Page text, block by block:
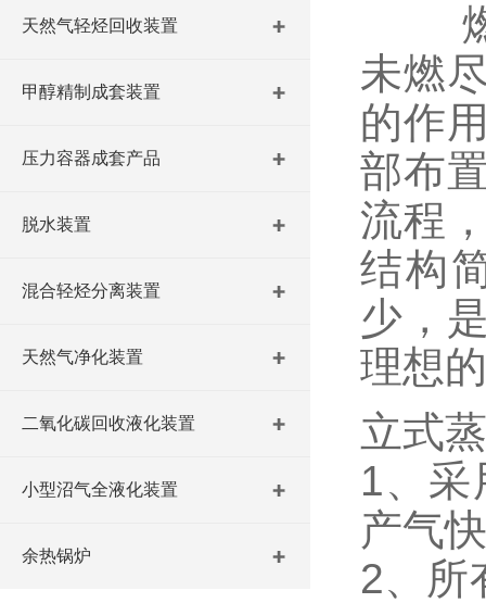
天然气轻烃回收装置
甲醇精制成套装置
压力容器成套产品
脱水装置
混合轻烃分离装置
天然气净化装置
二氧化碳回收液化装置
小型沼气全液化装置
余热锅炉
燃
未燃
的作
部布
流程
结构
少，
理想
立式
1、
产气
2、所